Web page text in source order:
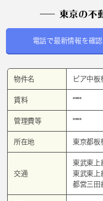
電話で最新情報を確認
物件名 ピア中板
賃料 ****
管理費等 ****
所在地 東京都板
交通
東武東上
東武東上
都営三田